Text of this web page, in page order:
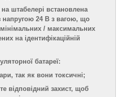
штабелері встановлена
напругою 24 В з вагою, що
/ максимальних
на ідентифікаційній
батареї:
так як вони токсичні;
відповідний захист, щоб